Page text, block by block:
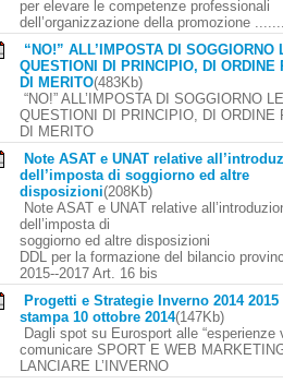
per elevare le competenze professionali
dell’organizzazione della promozione
“NO!” ALL’IMPOSTA DI SOGGIORNO
QUESTIONI DI PRINCIPIO, DI ORDINE
DI MERITO(483Kb)
“NO!” ALL’IMPOSTA DI SOGGIORNO LE
QUESTIONI DI PRINCIPIO, DI ORDINE
DI MERITO
Note ASAT e UNAT relative
dell’imposta di soggiorno ed altre
disposizioni(208Kb)
Note ASAT e UNAT relative
dell’imposta di
soggiorno ed altre disposizioni
DDL per la formazione del bilancio
2015-­‐2017 Art. 16 bis
Progetti e Strategie Inverno 2014
stampa 10 ottobre 2014(147Kb)
Dagli spot su Eurosport alle “esperienze
comunicare SPORT E WEB
LANCIARE L’INVERNO